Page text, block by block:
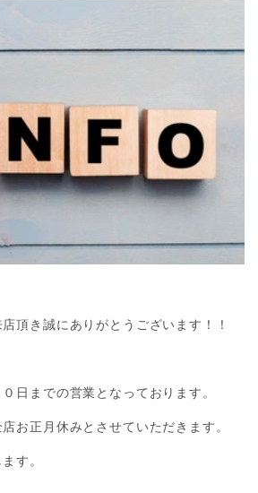
頂き誠にありがとうございます！！
日までの営業となっております。
お正月休みとさせていただきます。
す。